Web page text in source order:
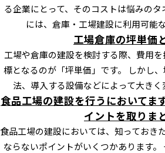
る企業にとって、そのコストは悩みの
には、倉庫・工場建設に利用可能
工場倉庫の坪単価
工場や倉庫の建設を検討する際、費用
標となるのが「坪単価」です。 しかし
法、導入する設備などによって大き
食品工場の建設を行うにおいてま
イントを取りま
食品工場の建設においては、知っておき
ならないポイントがいくつかあります